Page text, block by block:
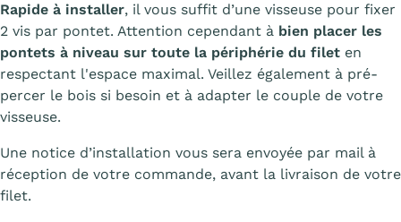
Rapide à installer, il vous suffit d’une visseuse pour fixer
2 vis par pontet. Attention cependant à bien placer les
pontets à niveau sur toute la périphérie du filet en
respectant l'espace maximal. Veillez également à pré-
percer le bois si besoin et à adapter le couple de votre
visseuse.
Une notice d’installation vous sera envoyée par mail à
réception de votre commande, avant la livraison de votre
filet.